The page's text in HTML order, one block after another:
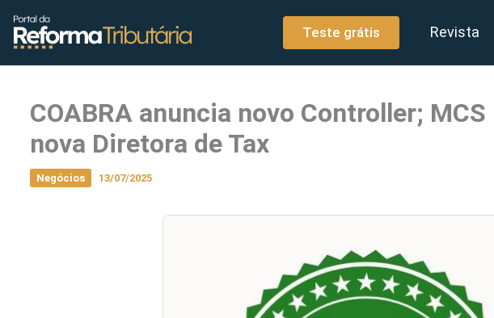
conteúdo
Teste grátis Revista
COABRA anuncia novo Controller;
nova Diretora de Tax
Negócios 13/07/2025